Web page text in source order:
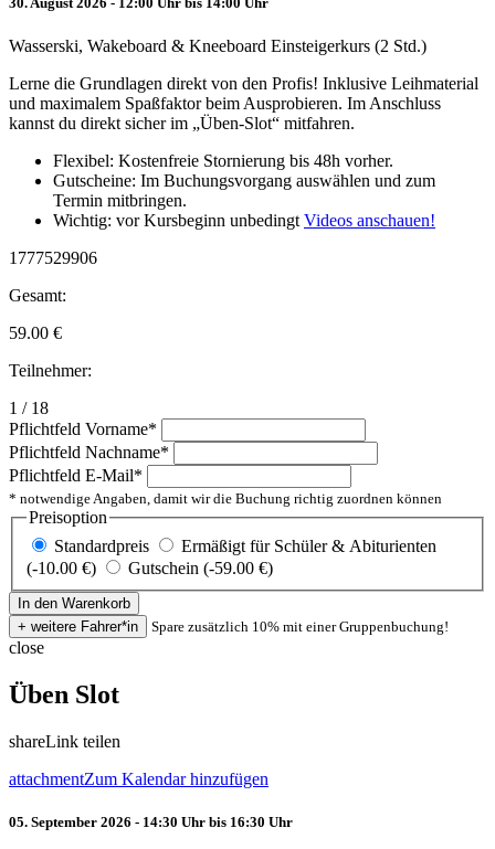
Wasserski, Wakeboard & Kneeboard Einsteigerkurs (2 Std.)
Lerne die Grundlagen direkt von den Profis! Inklusive Leihmaterial
und maximalem Spaßfaktor beim Ausprobieren. Im Anschluss
kannst du direkt sicher im „Üben-Slot“ mitfahren.
Flexibel: Kostenfreie Stornierung bis 48h vorher.
Gutscheine: Im Buchungsvorgang auswählen und zum
Termin mitbringen.
Wichtig: vor Kursbeginn unbedingtVideos anschauen!
1777529906
Gesamt:
59.00 €
Teilnehmer:
1 / 18
Pflichtfeld Vorname*
Pflichtfeld Nachname*
Pflichtfeld E-Mail*
* notwendige Angaben, damit wir die Buchung richtig zuordnen können
Preisoption
Standardpreis
Ermäßigt für Schüler & Abiturienten
(-10.00 €)
Gutschein (-59.00 €)
Spare zusätzlich 10% mit einer Gruppenbuchung!
close
Üben Slot
shareLink teilen
attachmentZum Kalendar hinzufügen
05. September 2026 - 14:30 Uhr bis 16:30 Uhr